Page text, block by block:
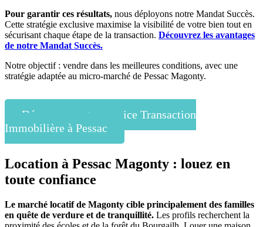
Pour garantir ces résultats, nous déployons notre Mandat Succès.
Cette stratégie exclusive maximise la visibilité de votre bien tout en
sécurisant chaque étape de la transaction. Découvrez les avantages
de notre Mandat Succès.
Notre objectif : vendre dans les meilleures conditions, avec une
stratégie adaptée au micro-marché de Pessac Magonty.
Découvrez notre service Transaction
Immobilière à Pessac
Location à Pessac Magonty : louez en
toute confiance
Le marché locatif de Magonty cible principalement des familles
en quête de verdure et de tranquillité. Les profils recherchent la